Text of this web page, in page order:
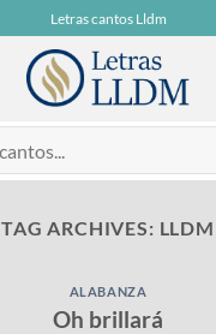
Letras cantos Lldm
TAG ARCHIVES: LLDM
ALABANZA
Oh brillará